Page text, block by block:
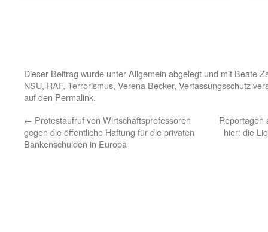
Dieser Beitrag wurde unterAllgemein abgelegt und mit Beate
NSU, RAF, Terrorismus, Verena Becker, Verfassungsschutz
auf den Permalink.
← Protestaufruf von Wirtschaftsprofessoren
gegen die öffentliche Haftung für die privaten
Bankenschulden in Europa
Reportagen
hier: die